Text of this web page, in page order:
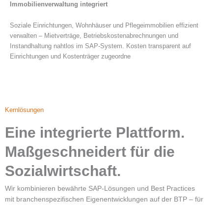
Immobilienverwaltung integriert
Soziale Einrichtungen, Wohnhäuser und Pflegeimmobilien effizient
verwalten – Mietverträge, Betriebskostenabrechnungen und
Instandhaltung nahtlos im SAP-System. Kosten transparent auf
Einrichtungen und Kostenträger zugeordne
Kernlösungen
Eine integrierte Plattform.
Maßgeschneidert für die
Sozialwirtschaft.
Wir kombinieren bewährte SAP-Lösungen und Best Practices
mit branchenspezifischen Eigenentwicklungen auf der BTP – für